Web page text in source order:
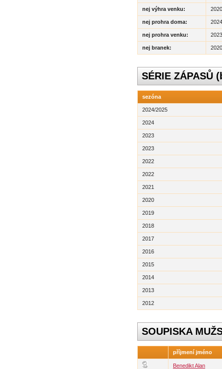
nej výhra venku:
nej prohra doma:
nej prohra venku:
nej branek:
SÉRIE ZÁPASŮ
sezóna
2024/2025
2024
2023
2023
2022
2022
2021
2020
2019
2018
2017
2016
2015
2014
2013
2012
SOUPISKA
příjmení jméno
Benedikt Alan